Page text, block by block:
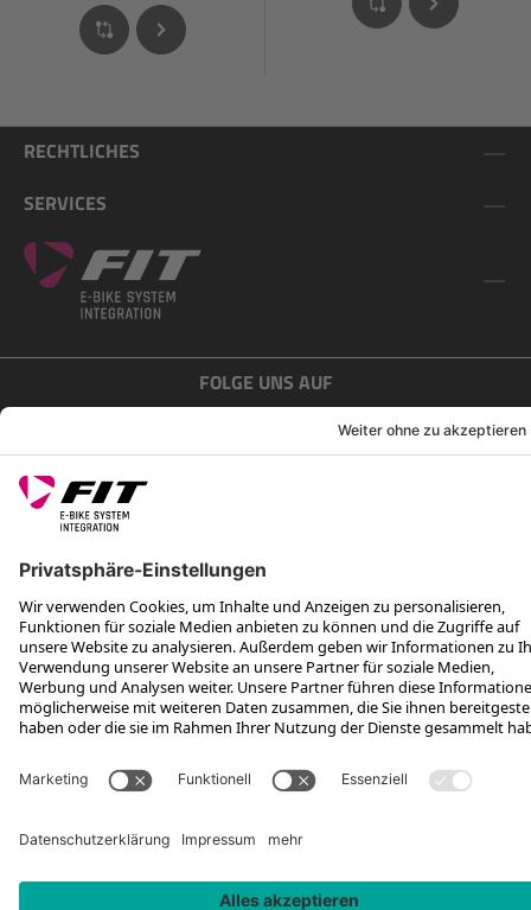
RECHTLICHES
SERVICES
FOLGE UNS AUF
*Unverbindliche Preisempfehlung inkl. MwSt. zzgl. Versandkosten und
Rotax Bike Technology AG © 2025